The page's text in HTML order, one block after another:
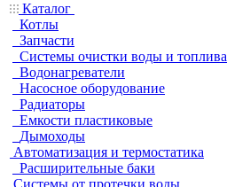
Каталог
Котлы
Запчасти
Системы очистки воды и топлива
Водонагреватели
Насосное оборудование
Радиаторы
Емкости пластиковые
Дымоходы
Автоматизация и термостатика
Расширительные баки
Системы от протечки воды